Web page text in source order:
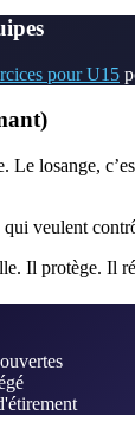
pour U15
Le losange,
qui veulent
Il protège. Il